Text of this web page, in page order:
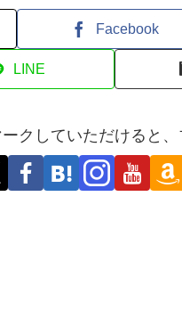
Facebook
LINE
クしていただけると